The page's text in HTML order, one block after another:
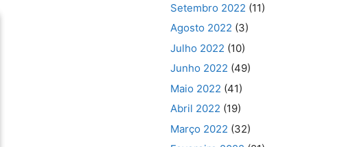
Setembro 2022 (11)
Agosto 2022 (3)
Julho 2022 (10)
Junho 2022 (49)
Maio 2022 (41)
Abril 2022 (19)
Março 2022 (32)